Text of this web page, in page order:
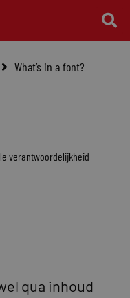
What’s in a font?
verantwoordelijkheid
qua inhoud